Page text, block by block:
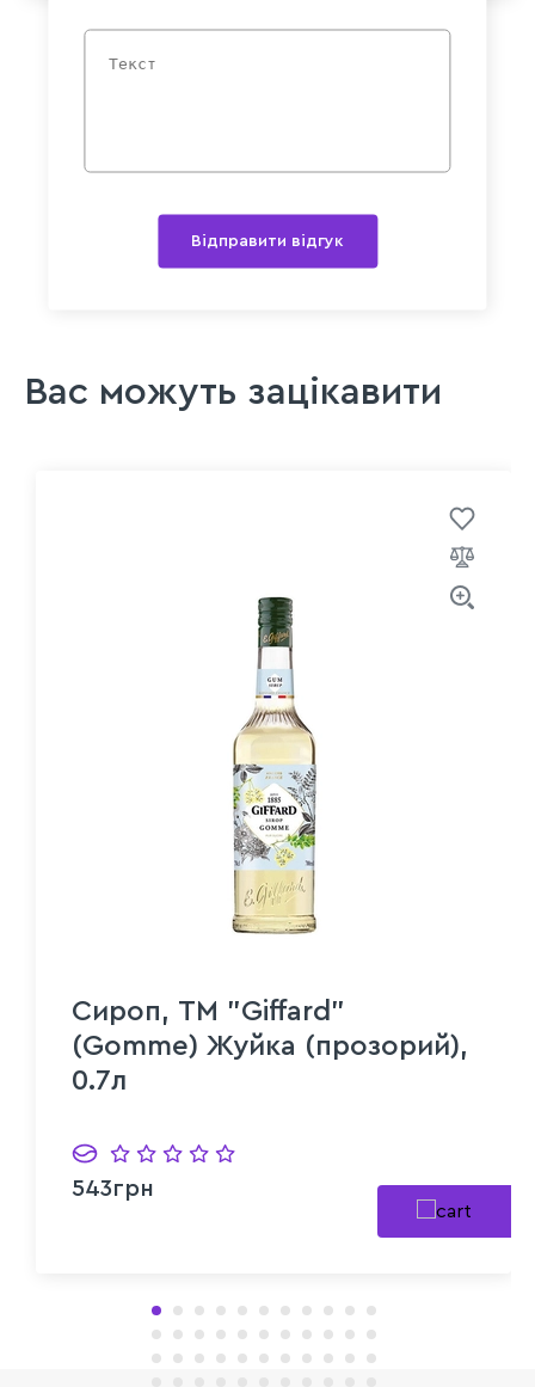
Відправити відгук
Вас можуть зацікавити
Сироп, ТМ "Giffard"
(Gomme) Жуйка (прозорий),
0.7л
543грн